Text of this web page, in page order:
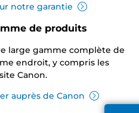
notre garantie
de produits
large gamme complète de
endroit, y compris les
Canon.
auprès de Canon